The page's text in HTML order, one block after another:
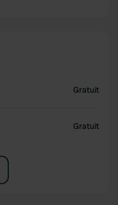
Gratuit
Gratuit